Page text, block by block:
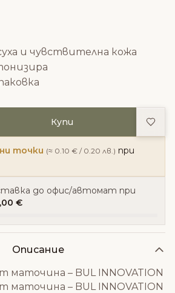
и чувствителна кожа
Купи
точки (≈ 0.10 € / 0.20 лв.) при
до офис/автомат при
€
Описание
маточина – BUL INNOVATION
маточина – BUL INNOVATION